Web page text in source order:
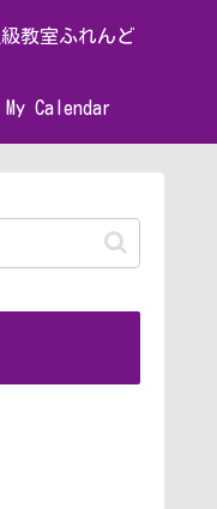
教室ふれんど
My Calendar